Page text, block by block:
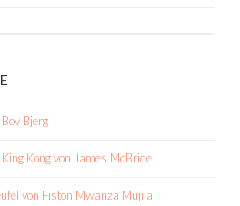
Bjerg
Kong von James McBride
von Fiston Mwanza Mujila